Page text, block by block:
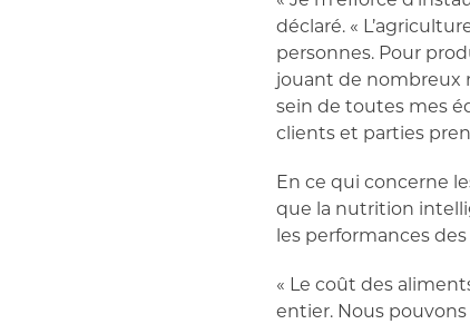
déclaré. «
personnes. Pour
jouant de nombreux
sein de toutes mes
clients et parties
En ce qui concerne
que la nutrition
les performances
« Le coût des
entier. Nous